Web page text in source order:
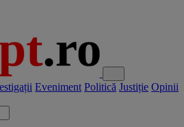
Eveniment Politică Justiție Opinii